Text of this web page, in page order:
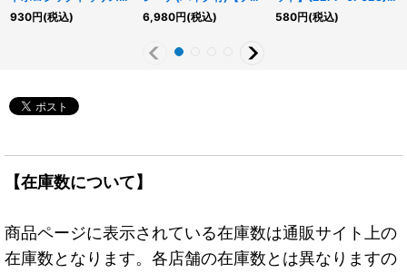
エナ【シークレット】
{アジアFLOD-JP036}
930円(税込)
ズマティックシークレッ
ト】{PAC1-JP034}《リ
6,980円(税込)
《モンスター》
580円(税込)
【在庫数について】
商品ページに表示されている在庫数は通販サイト上の
在庫数となります。各店舗の在庫数とは異なりますの